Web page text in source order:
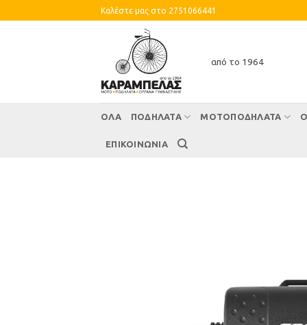
to
Καλέστε μας στο 2751066441
από το 1964
ΌΛΑ ΠΟΔΗΛΑΤΑ ΜΟΤΟΠΟΔΗΛΑΤΑ
ΕΠΙΚΟΙΝΩΝΙΑ